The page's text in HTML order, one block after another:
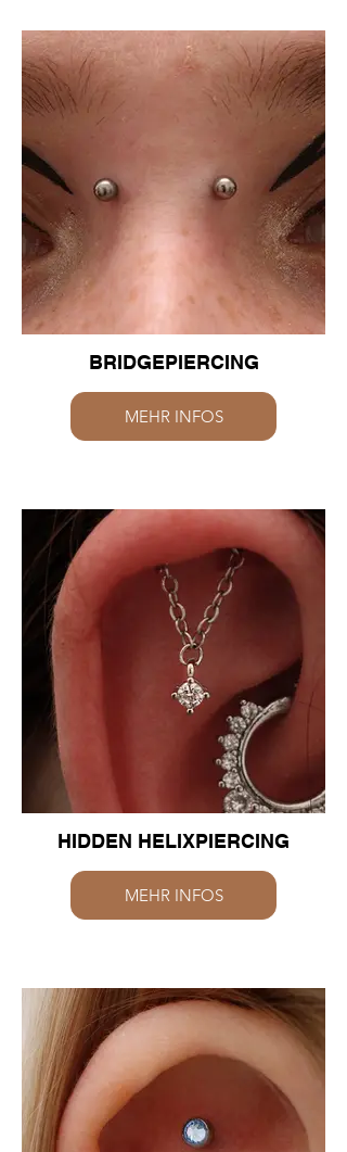
BRIDGEPIERCING
MEHR INFOS
HIDDEN HELIXPIERCING
MEHR INFOS